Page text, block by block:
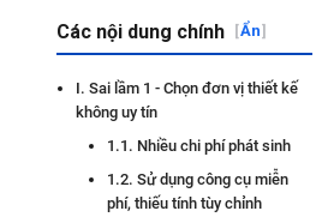
Các nội dung chính [Ẩn]
I. Sai lầm 1 - Chọn đơn vị thiết kế
không uy tín
1.1. Nhiều chi phí phát sinh
1.2. Sử dụng công cụ miễn
phí, thiếu tính tùy chỉnh